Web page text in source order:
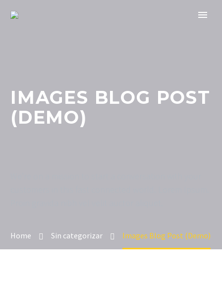
IMAGES BLOG POST
(DEMO)
Home Sin categorizar Images Blog Post (Demo)